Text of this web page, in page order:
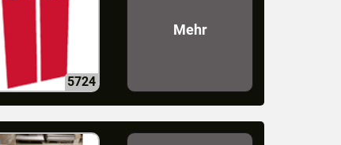
5724
Mehr